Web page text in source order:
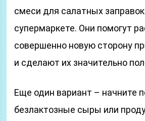
смеси для салатных
супермаркете. Они помогут
совершенно новую сторону
и сделают их значительно
Еще один вариант – начните
безлактозные сыры или